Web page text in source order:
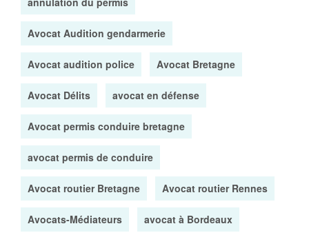
Avocat Audition gendarmerie
Avocat audition police Avocat Bretagne
Avocat Délits avocat en défense
Avocat permis conduire bretagne
avocat permis de conduire
Avocat routier Bretagne Avocat routier Rennes
Avocats-Médiateurs avocat à Bordeaux